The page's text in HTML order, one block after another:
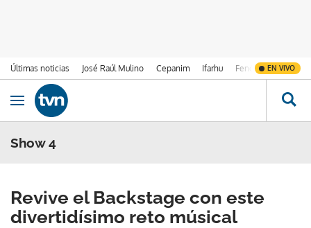
Últimas noticias José Raúl Mulino Cepanim Ifarhu Fenómeno de El
EN VIVO
Ir al contenido
Obrir navegació
Show 4
Revive el Backstage con este
divertidísimo reto músical